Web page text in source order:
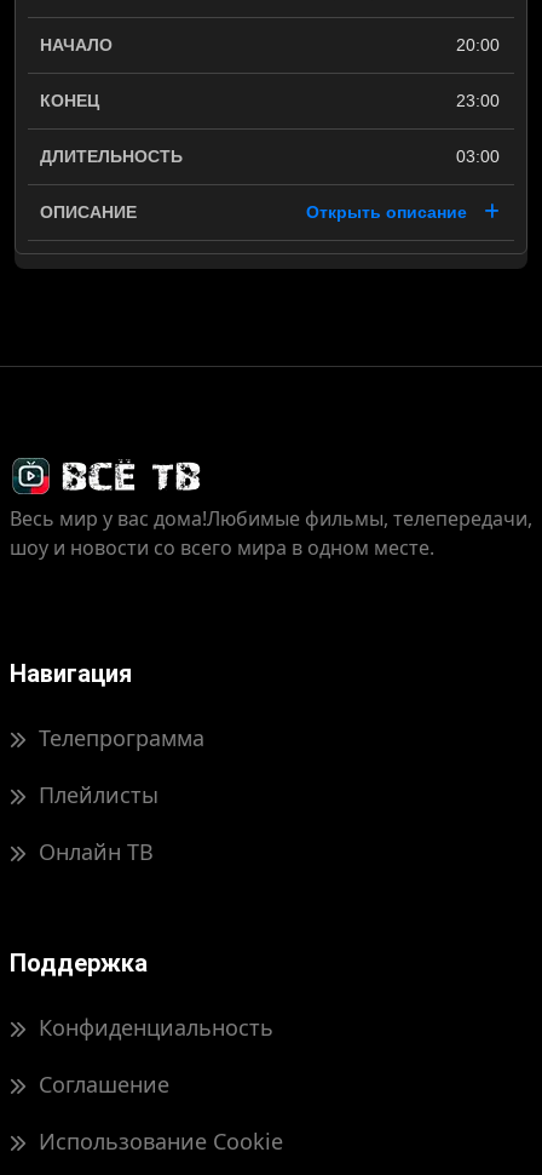
20:00
23:00
03:00
Открыть описание
Весь мир у вас дома!Любимые фильмы, телепередачи,
шоу и новости со всего мира в одном месте.
Навигация
Телепрограмма
Плейлисты
Онлайн ТВ
Поддержка
Конфиденциальность
Соглашение
Использование Cookie